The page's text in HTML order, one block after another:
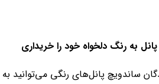
به رنگ دلخواه خود را خریداری
ساندویچ پانل‌های رنگی می‌توانید به